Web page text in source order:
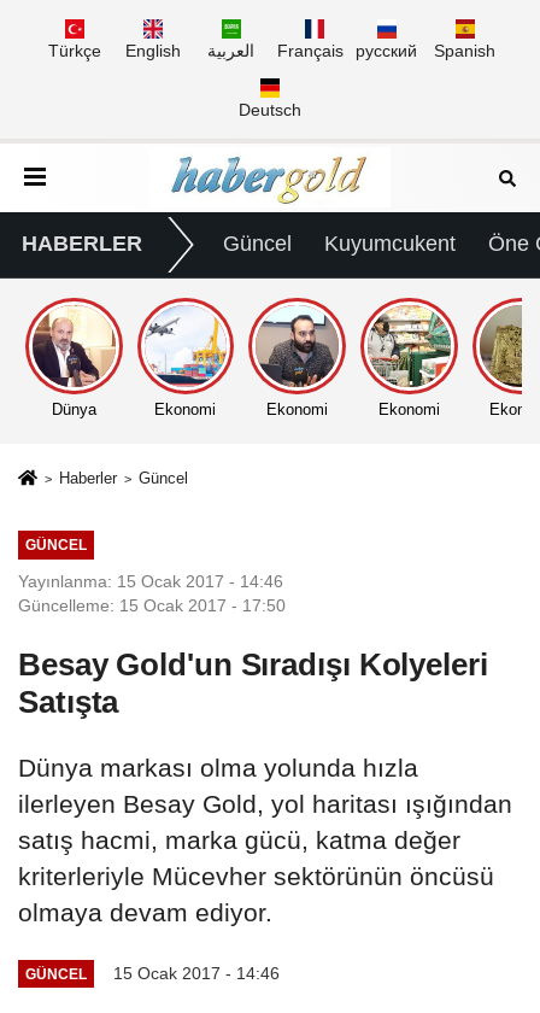
Türkçe English العربية Français русский Spanish
Deutsch
HABERLER Güncel Kuyumcukent Öne
Dünya Ekonomi Ekonomi Ekonomi
Haberler Güncel
GÜNCEL
Yayınlanma: 15 Ocak 2017 - 14:46
Güncelleme: 15 Ocak 2017 - 17:50
Besay Gold'un Sıradışı Kolyeleri
Satışta
Dünya markası olma yolunda hızla
ilerleyen Besay Gold, yol haritası ışığından
satış hacmi, marka gücü, katma değer
kriterleriyle Mücevher sektörünün öncüsü
olmaya devam ediyor.
GÜNCEL 15 Ocak 2017 - 14:46